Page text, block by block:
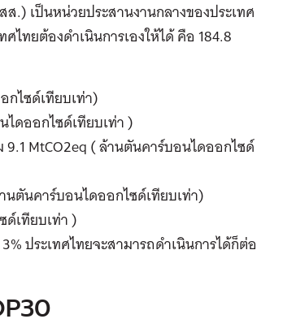
เป็นหน่วยประสานงานกลางของประเทศ
ไทยต้องดำเนินการเองให้ได้ คือ 184.8
กไซด์เทียบเท่า)
ดออกไซด์เทียบเท่า )
MtCO2eq ( ล้านตันคาร์บอนไดออกไซด์
นตันคาร์บอนไดออกไซด์เทียบเท่า)
เทียบเท่า )
ประเทศไทยจะสามารถดำเนินการได้ก็ต่อ